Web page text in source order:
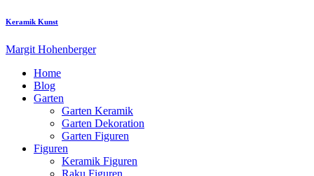
Keramik Kunst
Margit Hohenberger
Home
Blog
Garten
Garten Keramik
Garten Dekoration
Garten Figuren
Figuren
Keramik Figuren
Raku Figuren